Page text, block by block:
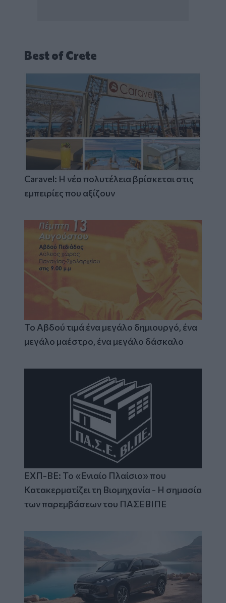
Best of Crete
Caravel: Η νέα πολυτέλεια βρίσκεται στις
εμπειρίες που αξίζουν
Το Αβδού τιμά ένα μεγάλο δημιουργό, ένα
μεγάλο μαέστρο, ένα μεγάλο δάσκαλο
ΕΧΠ-ΒΕ: Το «Ενιαίο Πλαίσιο» που
Κατακερματίζει τη Βιομηχανία - Η σημασία
των παρεμβάσεων του ΠΑΣΕΒΙΠΕ